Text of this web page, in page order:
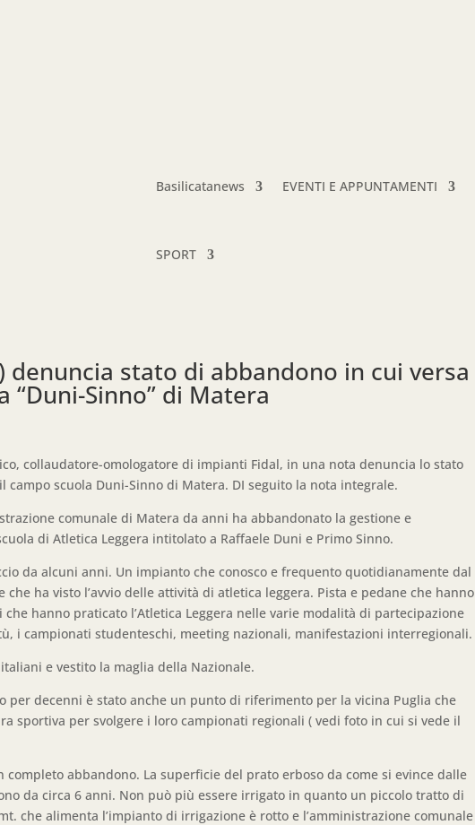
Basilicatanews EVENTI E APPUNTAMENTI
SPORT
denuncia stato di abbandono in cui versa
“Duni-Sinno” di Matera
collaudatore-omologatore di impianti Fidal, in una nota denuncia lo stato
campo scuola Duni-Sinno di Matera. DI seguito la nota integrale.
comunale di Matera da anni ha abbandonato la gestione e
di Atletica Leggera intitolato a Raffaele Duni e Primo Sinno.
da alcuni anni. Un impianto che conosco e frequento quotidianamente dal
che ha visto l’avvio delle attività di atletica leggera. Pista e pedane che hanno
hanno praticato l’Atletica Leggera nelle varie modalità di partecipazione
i campionati studenteschi, meeting nazionali, manifestazioni interregionali.
e vestito la maglia della Nazionale.
per decenni è stato anche un punto di riferimento per la vicina Puglia che
sportiva per svolgere i loro campionati regionali ( vedi foto in cui si vede il
completo abbandono. La superficie del prato erboso da come si evince dalle
da circa 6 anni. Non può più essere irrigato in quanto un piccolo tratto di
che alimenta l’impianto di irrigazione è rotto e l’amministrazione comunale